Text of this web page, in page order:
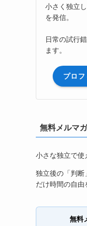
小さく独立
を発信。
日常の試行
ます。
プロ
無料メルマガ
小さな独立で使
独立後の「判断
だけ時間の自由
無料